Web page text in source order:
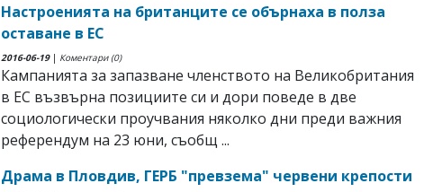
Настроенията на британците се обърнаха в полза
оставане в ЕС
2016-06-19| Коментари (0)
Кампанията за запазване членството на Великобритания
в ЕС възвърна позициите си и дори поведе в две
социологически проучвания няколко дни преди важния
референдум на 23 юни, съобщ ...
Драма в Пловдив, ГЕРБ "превзема" червени крепости